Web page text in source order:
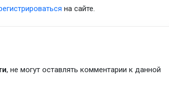
на сайте.
, не могут оставлять комментарии к данной